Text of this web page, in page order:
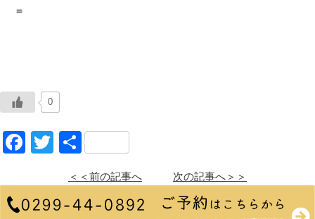
＝
0
Facebook
Twitter
共
＜＜前の記事へ 次の記事へ＞＞